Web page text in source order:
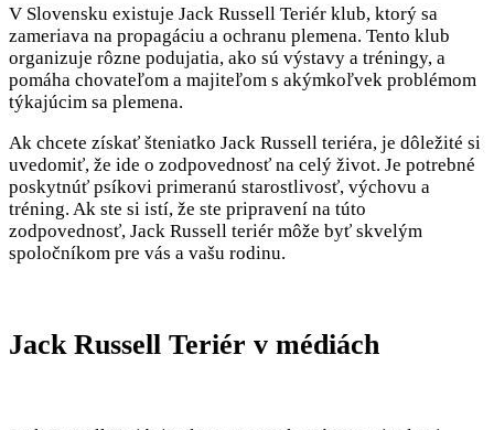
V Slovensku existuje Jack Russell Teriér klub, ktorý sa
zameriava na propagáciu a ochranu plemena. Tento klub
organizuje rôzne podujatia, ako sú výstavy a tréningy, a
pomáha chovateľom a majiteľom s akýmkoľvek problémom
týkajúcim sa plemena.
Ak chcete získať šteniatko Jack Russell teriéra, je dôležité si
uvedomiť, že ide o zodpovednosť na celý život. Je potrebné
poskytnúť psíkovi primeranú starostlivosť, výchovu a
tréning. Ak ste si istí, že ste pripravení na túto
zodpovednosť, Jack Russell teriér môže byť skvelým
spoločníkom pre vás a vašu rodinu.
Jack Russell Teriér v médiách